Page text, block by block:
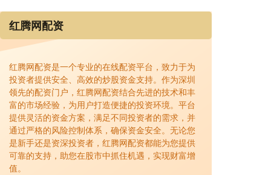
红腾网配资
红腾网配资是一个专业的在线配资平台，致力于为
投资者提供安全、高效的炒股资金支持。作为深圳
领先的配资门户，红腾网配资结合先进的技术和丰
富的市场经验，为用户打造便捷的投资环境。平台
提供灵活的资金方案，满足不同投资者的需求，并
通过严格的风险控制体系，确保资金安全。无论您
是新手还是资深投资者，红腾网配资都能为您提供
可靠的支持，助您在股市中抓住机遇，实现财富增
值。